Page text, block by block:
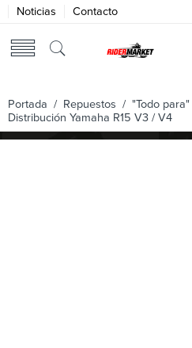
Noticias Contacto
Portada / Repuestos / "Todo para"
Distribución Yamaha R15 V3 / V4